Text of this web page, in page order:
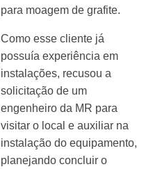
para moagem de grafite.
Como esse cliente já
possuía experiência em
instalações, recusou a
solicitação de um
engenheiro da MR para
visitar o local e auxiliar na
instalação do equipamento,
planejando concluir o